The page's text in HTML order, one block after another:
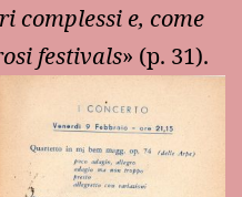
complessi e, come
festivals» (p. 31).